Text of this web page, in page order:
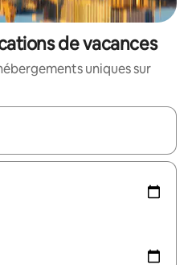
de vacances
uniques sur
utilisez les flèches vers le